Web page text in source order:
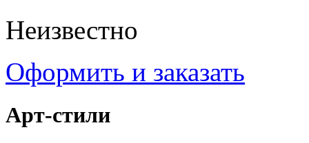
Неизвестно
Оформить и заказать
Арт-стили